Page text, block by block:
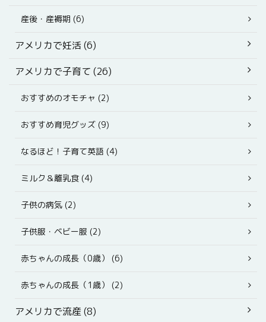
産後・産褥期 (6)
アメリカで妊活 (6)
アメリカで子育て (26)
おすすめのオモチャ (2)
おすすめ育児グッズ (9)
なるほど！子育て英語 (4)
ミルク＆離乳食 (4)
子供の病気 (2)
子供服・ベビー服 (2)
赤ちゃんの成長（0歳） (6)
赤ちゃんの成長（1歳） (2)
アメリカで流産 (8)